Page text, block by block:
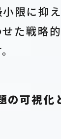
限に抑
た戦略
の可視化